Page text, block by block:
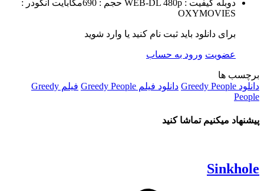
دوبله کیفیت : WEB-DL 480p حجم : 690مگابایت
انکودر :
OXYMOVIES
برای دانلود باید ثبت نام کنید یا وارد شوید
عضویت ورود به حساب
برچسب ها
دانلود Greedy People
دانلود فیلم Greedy People
فیلم Greedy
People
پیشنهاد میکنیم تماشا کنید
Sinkhole